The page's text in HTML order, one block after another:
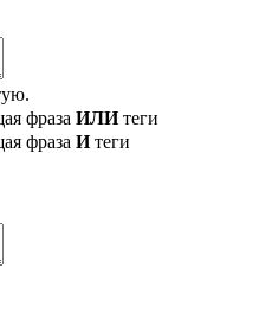
фраза ИЛИтеги
фраза Итеги